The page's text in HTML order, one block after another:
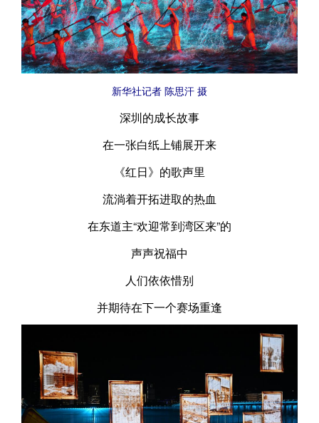
新华社记者 陈思汗 摄
深圳的成长故事
在一张白纸上铺展开来
《红日》的歌声里
流淌着开拓进取的热血
在东道主“欢迎常到湾区来”的
声声祝福中
人们依依惜别
并期待在下一个赛场重逢